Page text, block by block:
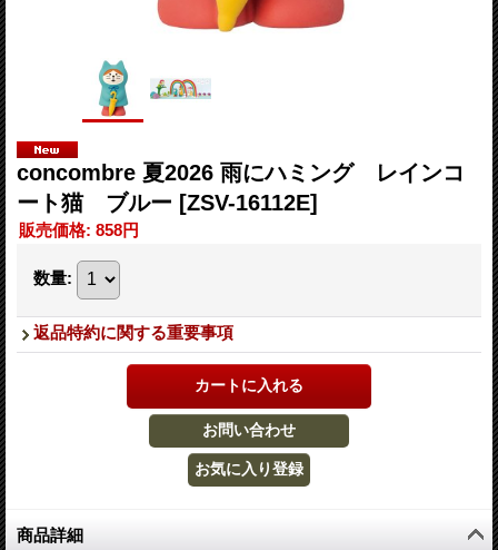
concombre 夏2026 雨にハミング レインコ
ート猫 ブルー [ZSV-16112E]
販売価格: 858円
数量:
返品特約に関する重要事項
商品詳細